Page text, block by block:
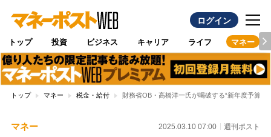
ログイン
トップ 投資 ビジネス キャリア ライフ マネー
トップ マネー 税金・給付 財務省OB・高橋洋一氏が喝破する“新年度予算
マネー 2025.03.10 07:00 週刊ポスト